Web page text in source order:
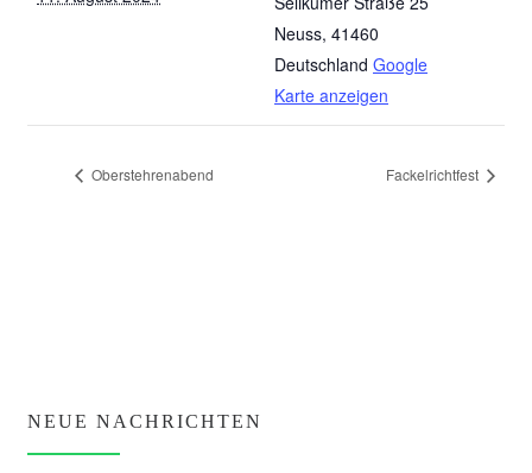
Neuss, 41460
Deutschland Google
Karte anzeigen
Oberstehrenabend Fackelrichtfest
NEUE NACHRICHTEN